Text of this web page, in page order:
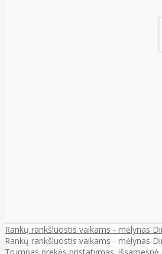
Rankų rankšluostis vaikams - mėlynas
Rankų rankšluostis vaikams - mėlynas